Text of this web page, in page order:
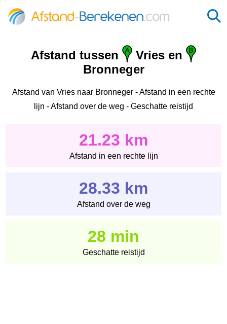
Afstand tussen
Vries en
Bronneger
Afstand van Vries naar Bronneger - Afstand in een rechte
lijn - Afstand over de weg - Geschatte reistijd
21.23 km
Afstand in een rechte lijn
28.33 km
Afstand over de weg
28 min
Geschatte reistijd